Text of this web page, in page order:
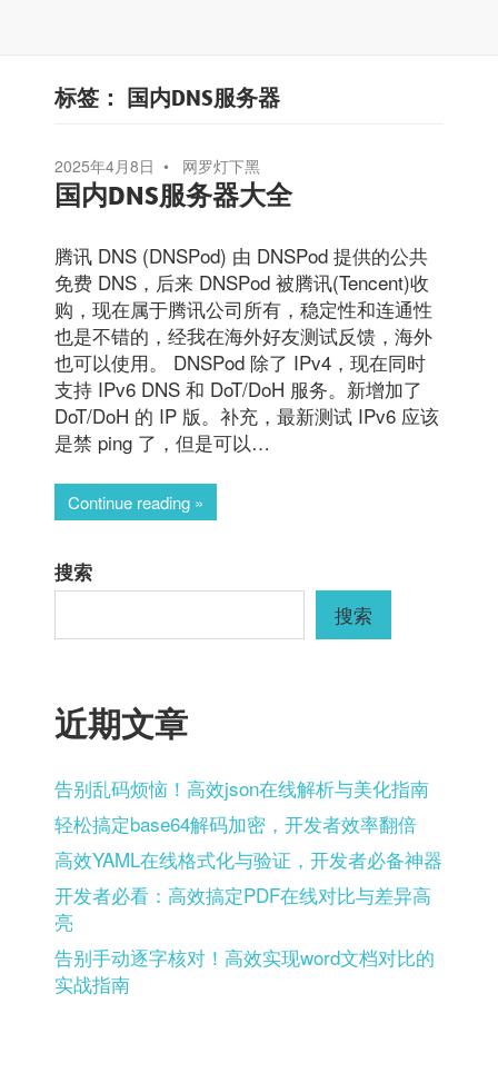
标签： 国内DNS服务器
2025年4月8日 网罗灯下黑
国内DNS服务器大全
腾讯 DNS (DNSPod) 由 DNSPod 提供的公共
免费 DNS，后来 DNSPod 被腾讯(Tencent)收
购，现在属于腾讯公司所有，稳定性和连通性
也是不错的，经我在海外好友测试反馈，海外
也可以使用。 DNSPod 除了 IPv4，现在同时
支持 IPv6 DNS 和 DoT/DoH 服务。新增加了
DoT/DoH 的 IP 版。补充，最新测试 IPv6 应该
是禁 ping 了，但是可以…
Continue reading
搜索
搜索
近期文章
告别乱码烦恼！高效json在线解析与美化指南
轻松搞定base64解码加密，开发者效率翻倍
高效YAML在线格式化与验证，开发者必备神器
开发者必看：高效搞定PDF在线对比与差异高
亮
告别手动逐字核对！高效实现word文档对比的
实战指南